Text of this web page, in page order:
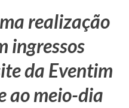
realização
ingressos
da Eventim
ao meio-dia